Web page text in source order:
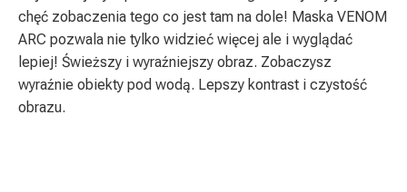
chęć zobaczenia tego co jest tam na dole! Maska VENOM
ARC pozwala nie tylko widzieć więcej ale i wyglądać
lepiej! Świeższy i wyraźniejszy obraz. Zobaczysz
wyraźnie obiekty pod wodą. Lepszy kontrast i czystość
obrazu.